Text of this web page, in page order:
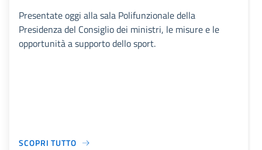
Presentate oggi alla sala Polifunzionale della
Presidenza del Consiglio dei ministri, le misure e le
opportunità a supporto dello sport.
SCOPRI TUTTO